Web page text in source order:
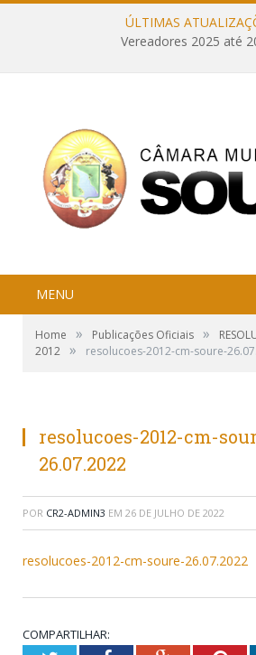
ÚLTIMAS
Vereadores 2025 até
MENU
Home » Publicações Oficiais »
2012 » resolucoes-2012-cm-soure-
resolucoes-2012-cm-
26.07.2022
POR CR2-ADMIN3 EM 26 DE JULHO DE 2022
resolucoes-2012-cm-soure-26.07.2022
COMPARTILHAR: